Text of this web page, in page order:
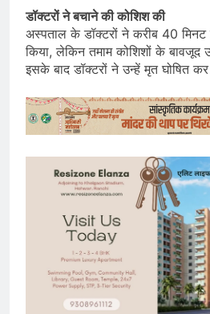
डॉक्टरों ने बचाने की कोशिश की
अस्पताल के डॉक्टरों ने करीब 40
किया, लेकिन तमाम कोशिशों के बावजूद
इसके बाद डॉक्टरों ने उन्हें मृत घोषित कर